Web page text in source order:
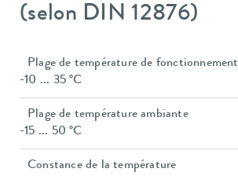
(selon DIN 12876)
Plage de température de fonctionnement
-10 ... 35 °C
Plage de température ambiante
-15 ... 50 °C
Constance de la température